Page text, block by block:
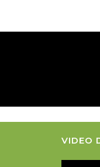
VIDEO